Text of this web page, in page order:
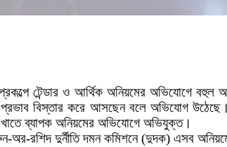
টেন্ডার ও আর্থিক অনিয়মের অভিযোগে বহুল
প্রভাব বিস্তার করে আসছেন বলে অভিযোগ
খাতে ব্যাপক অনিয়মের অভিযোগে অভিযুক্ত।
অর-রশিদ দুর্নীতি দমন কমিশনে (দুদক) এসব